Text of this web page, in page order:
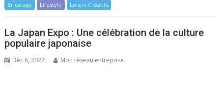
Bricolage Lifestyle Loisirs Créatifs
La Japan Expo : Une célébration de la culture
populaire japonaise
Déc 6, 2022 Mon réseau entreprise